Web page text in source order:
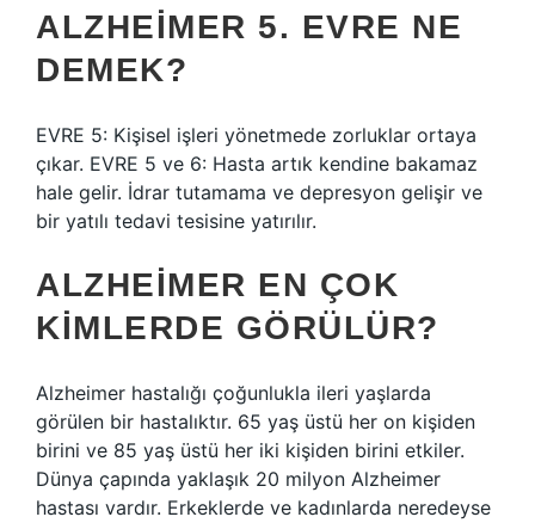
ALZHEIMER 5. EVRE NE
DEMEK?
EVRE 5: Kişisel işleri yönetmede zorluklar ortaya
çıkar. EVRE 5 ve 6: Hasta artık kendine bakamaz
hale gelir. İdrar tutamama ve depresyon gelişir ve
bir yatılı tedavi tesisine yatırılır.
ALZHEIMER EN ÇOK
KIMLERDE GÖRÜLÜR?
Alzheimer hastalığı çoğunlukla ileri yaşlarda
görülen bir hastalıktır. 65 yaş üstü her on kişiden
birini ve 85 yaş üstü her iki kişiden birini etkiler.
Dünya çapında yaklaşık 20 milyon Alzheimer
hastası vardır. Erkeklerde ve kadınlarda neredeyse